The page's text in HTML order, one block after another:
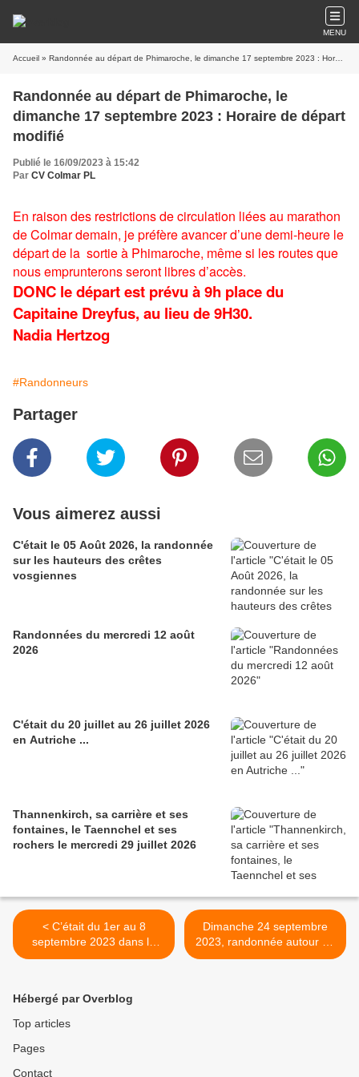
MENU
Accueil » Randonnée au départ de Phimaroche, le dimanche 17 septembre 2023 : Horaire de départ modifié
Randonnée au départ de Phimaroche, le
dimanche 17 septembre 2023 : Horaire de départ
modifié
Publié le 16/09/2023 à 15:42
Par CV Colmar PL
En raison des restrictions de circulation liées au marathon
de Colmar demain, je préfère avancer d’une demi-heure le
départ de la sortie à Phimaroche, même si les routes que
nous emprunterons seront libres d’accès.
DONC le départ est prévu à 9h place du
Capitaine Dreyfus, au lieu de 9H30.
Nadia Hertzog
#Randonneurs
Partager
Vous aimerez aussi
C'était le 05 Août 2026, la randonnée
sur les hauteurs des crêtes
vosgiennes
Randonnées du mercredi 12 août
2026
C'était du 20 juillet au 26 juillet 2026
en Autriche ...
Thannenkirch, sa carrière et ses
fontaines, le Taennchel et ses
rochers le mercredi 29 juillet 2026
< C’était du 1er au 8
septembre 2023 dans le
Queyras…
Dimanche 24 septembre
2023, randonnée autour de
la colline Saint Gilles à
Hébergé par Overblog
Top articles
Pages
Contact